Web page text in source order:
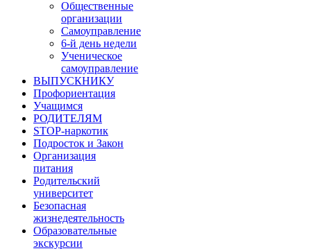
Общественные
организации
Самоуправление
6-й день недели
Ученическое
самоуправление
ВЫПУСКНИКУ
Профориентация
Учащимся
РОДИТЕЛЯМ
STOP-наркотик
Подросток и Закон
Организация
питания
Родительский
университет
Безопасная
жизнедеятельность
Образовательные
экскурсии